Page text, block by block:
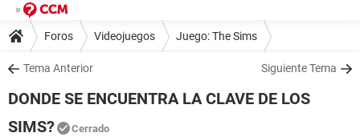
Foros Videojuegos Juego: The Sims
Tema Anterior Siguiente Tema
DONDE SE ENCUENTRA LA CLAVE DE LOS
SIMS?
Cerrado